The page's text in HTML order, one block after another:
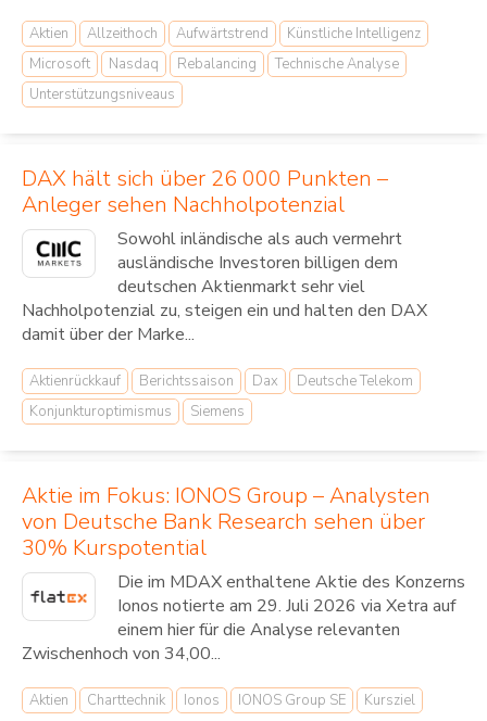
Aktien Allzeithoch Aufwärtstrend
Künstliche Intelligenz
Microsoft
Nasdaq Rebalancing
Technische Analyse
Unterstützungsniveaus
DAX hält sich über 26 000 Punkten –
Anleger sehen Nachholpotenzial
Sowohl inländische als auch vermehrt
ausländische Investoren billigen dem
deutschen Aktienmarkt sehr viel
Nachholpotenzial zu, steigen ein und halten den DAX
damit über der Marke...
Aktienrückkauf Berichtssaison Dax
Deutsche Telekom
Konjunkturoptimismus
Siemens
Aktie im Fokus: IONOS Group – Analysten
von Deutsche Bank Research sehen über
30% Kurspotential
Die im MDAX enthaltene Aktie des Konzerns
Ionos notierte am 29. Juli 2026 via Xetra auf
einem hier für die Analyse relevanten
Zwischenhoch von 34,00...
Aktien Charttechnik Ionos IONOS Group SE Kursziel